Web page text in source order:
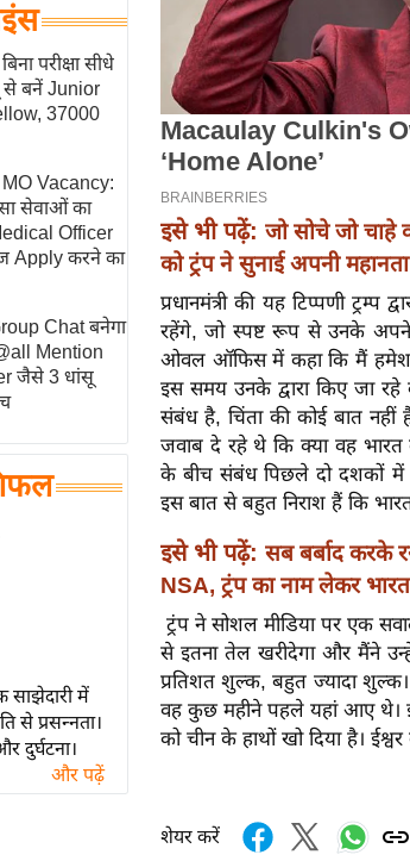
परीक्षा सीधे
से बनें Junior
37000
Vacancy:
सेवाओं का
Officer
Apply करने का
Chat बनेगा
Mention
जैसे 3 धांसू
साझेदारी में
से प्रसन्नता।
दुर्घटना।
और पढ़ें
इसे भी पढ़ें: जो सोचे जो चाहे
को ट्रंप ने सुनाई अपनी
प्रधानमंत्री की यह टिप्पणी
रहेंगे, जो स्पष्ट रूप से उनके अपने
ओवल ऑफिस में कहा कि मैं हमेशा
इस समय उनके द्वारा किए जा
संबंध है, चिंता की कोई बात
जवाब दे रहे थे कि क्या वह भारत
के बीच संबंध पिछले दो दशकों में
इस बात से बहुत निराश हैं कि
इसे भी पढ़ें: सब बर्बाद करके
NSA, ट्रंप का नाम लेकर
ट्रंप ने सोशल मीडिया पर एक
से इतना तेल खरीदेगा और मैंने
प्रतिशत शुल्क, बहुत ज्यादा शुल्क।
वह कुछ महीने पहले यहां आए थे।
को चीन के हाथों खो दिया है।
शेयर करें